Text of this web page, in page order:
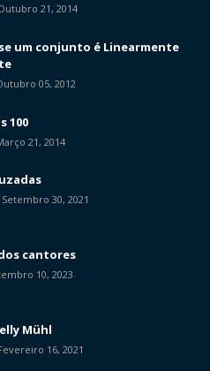
21, 2014
um conjunto é Linearmente
05, 2012
100
21, 2014
30, 2021
cantores
10, 2023
Mühl
16, 2021